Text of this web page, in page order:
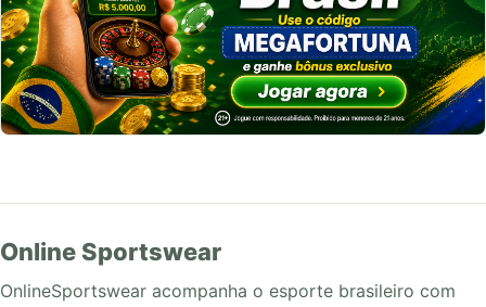
Online Sportswear
OnlineSportswear acompanha o esporte brasileiro com